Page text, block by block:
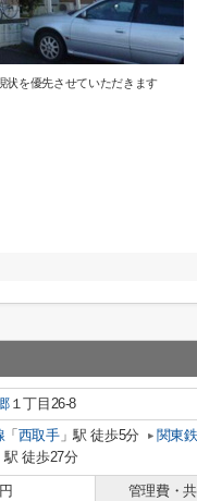
を優先させていただきます
１丁目26-8
「 西取手」駅 徒歩5分 関東
駅 徒歩27分
管理費・